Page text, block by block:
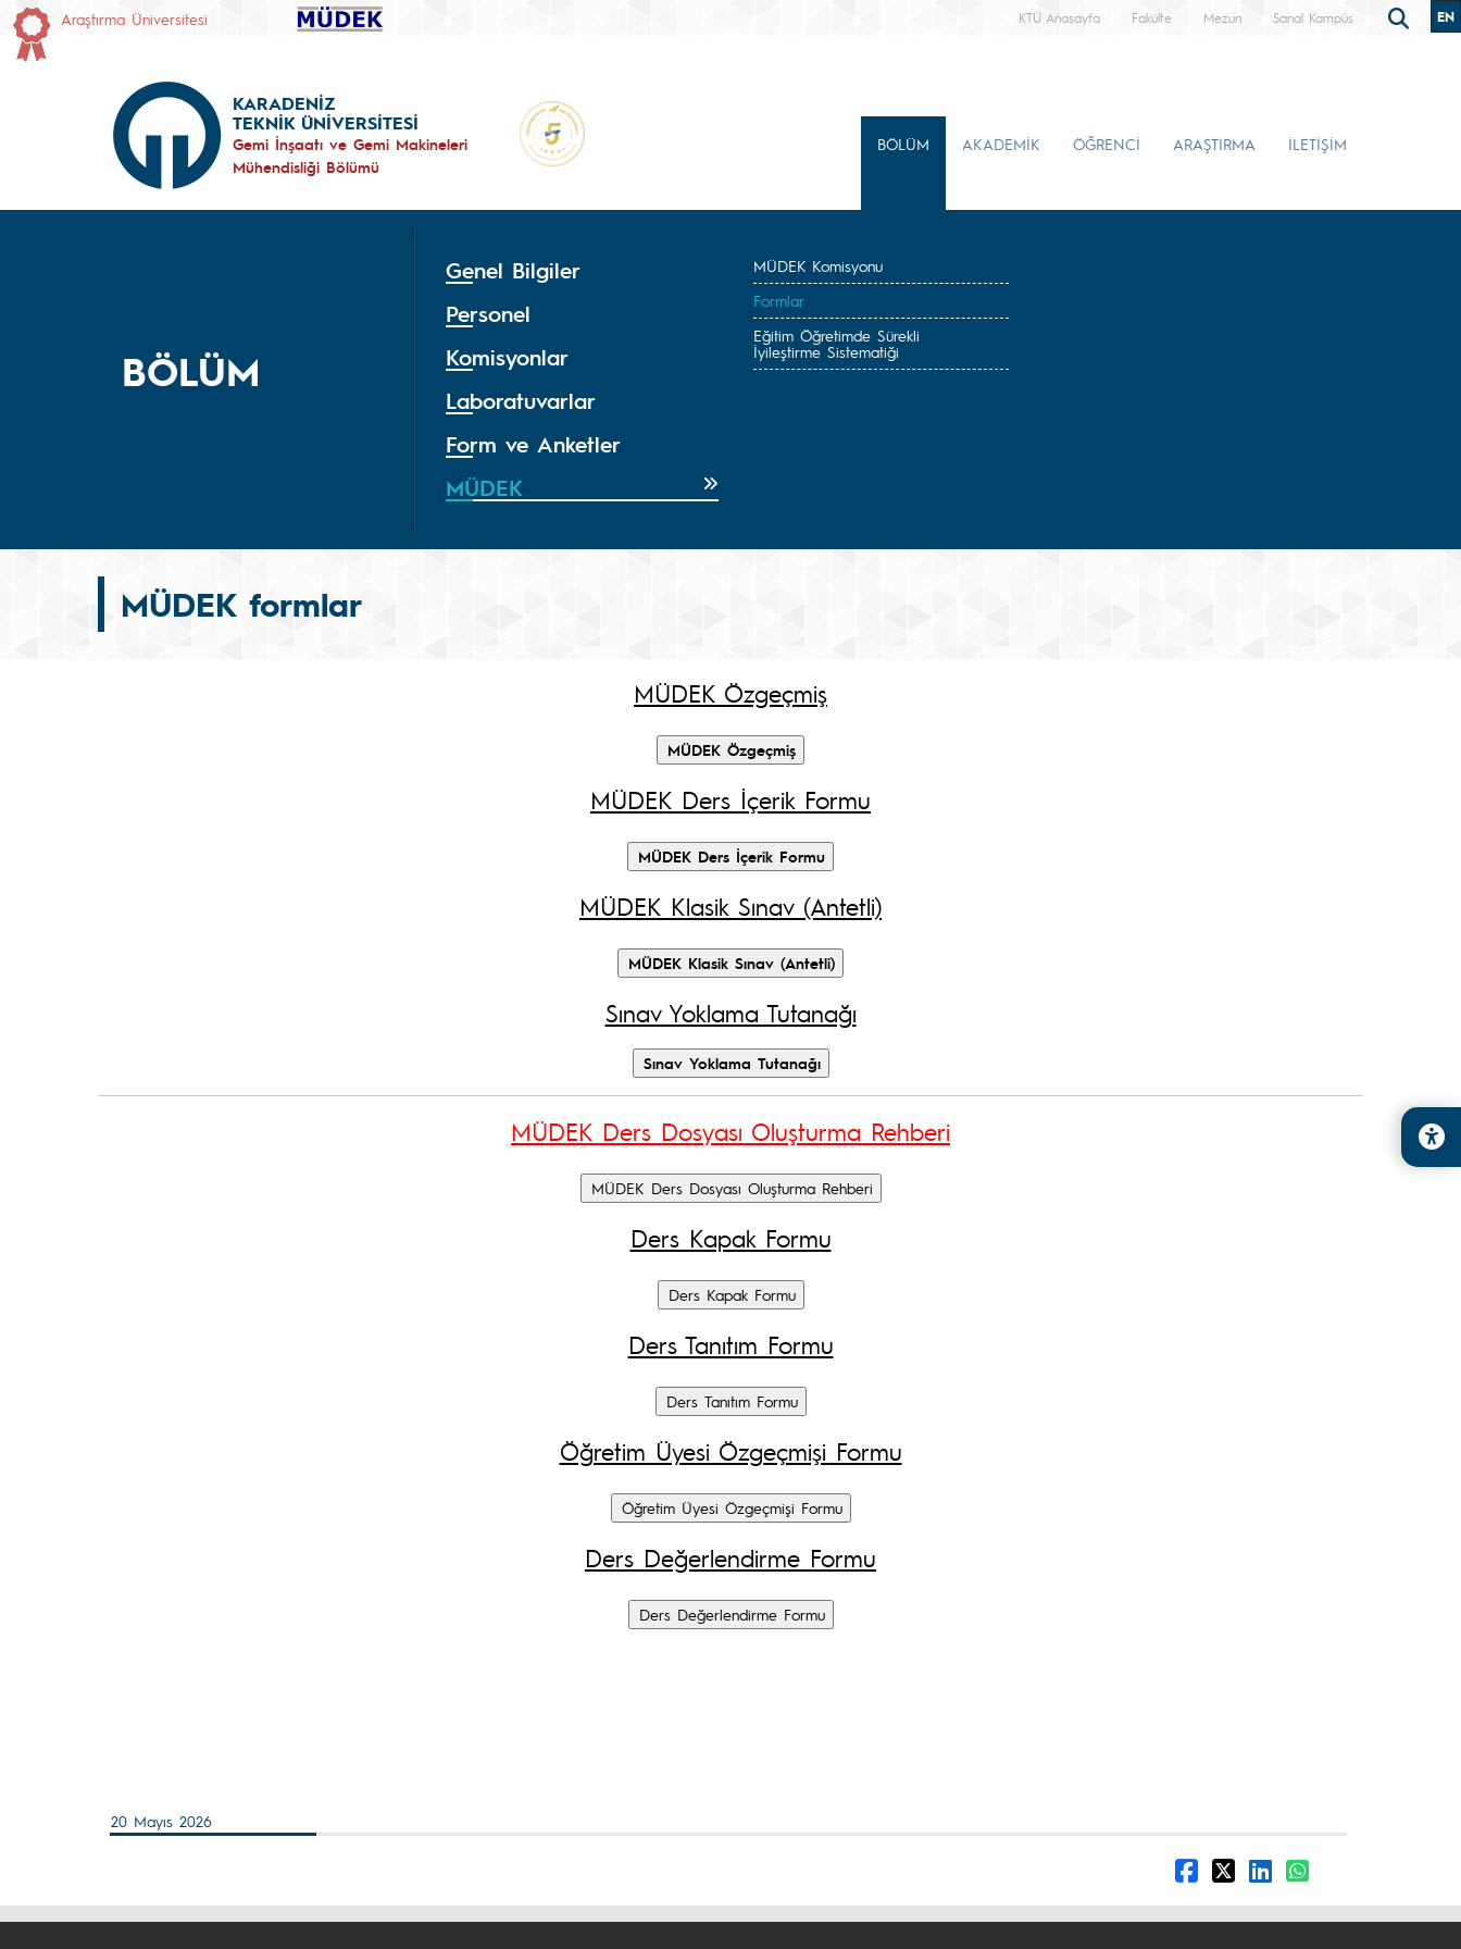
Araştırma Üniversitesi KTÜ Anasayfa Fakülte Mezun Sanal Kampüs EN
KARADENİZ
TEKNİK ÜNİVERSİTESİ
Gemi İnşaatı ve Gemi Makineleri
Mühendisliği Bölümü
BÖLÜM AKADEMİK ÖĞRENCİ ARAŞTIRMA İLETİŞİM
BÖLÜM
Genel Bilgiler
Personel
Komisyonlar
Laboratuvarlar
Form ve Anketler
MÜDEK
MÜDEK Komisyonu
Formlar
Eğitim Öğretimde Sürekli
İyileştirme Sistematiği
MÜDEK formlar
MÜDEK Özgeçmiş
MÜDEK Ders İçerik Formu
MÜDEK Klasik Sınav (Antetli)
Sınav Yoklama Tutanağı
MÜDEK Ders Dosyası Oluşturma Rehberi
Ders Kapak Formu
Ders Tanıtım Formu
Öğretim Üyesi Özgeçmişi Formu
Ders Değerlendirme Formu
20 Mayıs 2026